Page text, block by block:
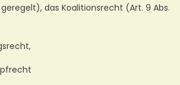
das Koalitionsrecht (Art. 9 Abs.